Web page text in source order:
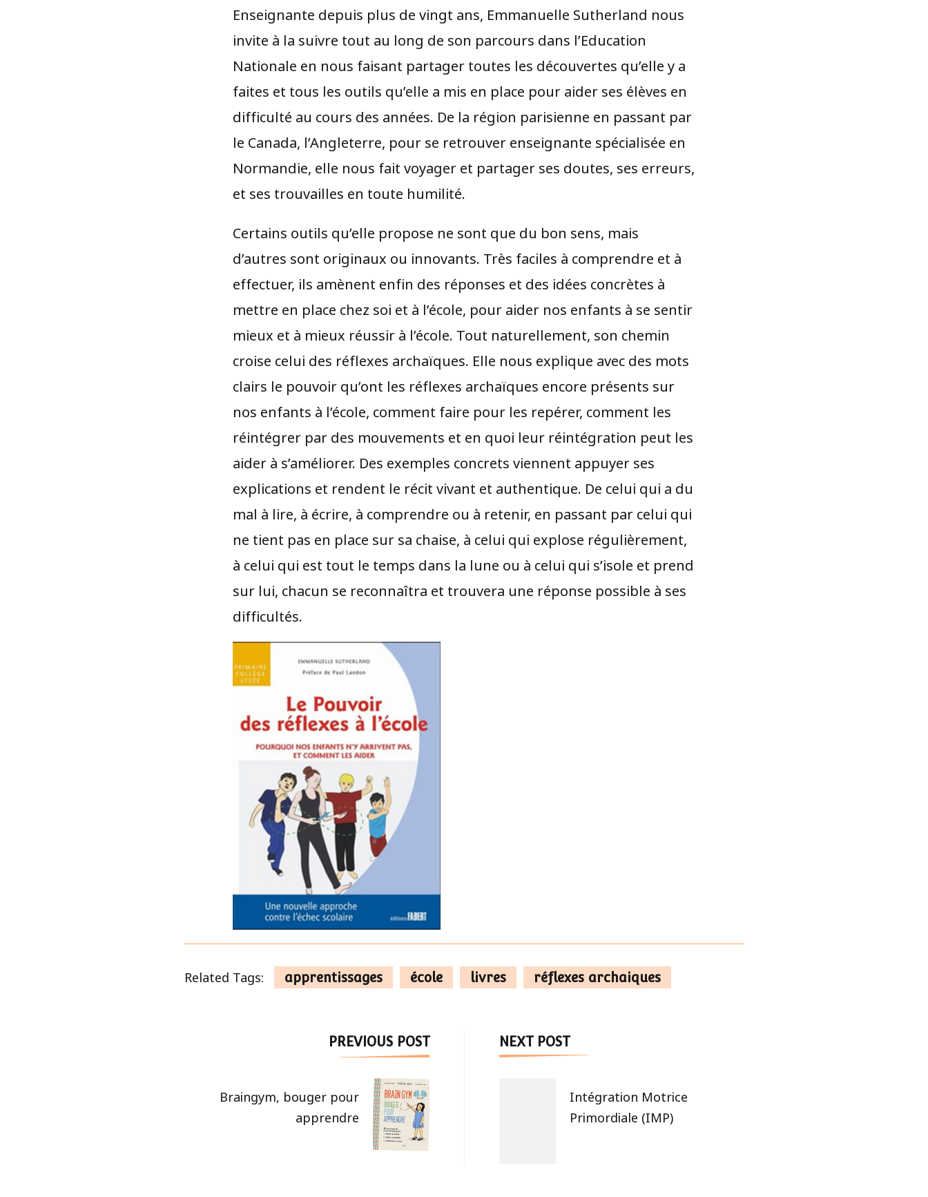
Enseignante depuis plus de vingt ans, Emmanuelle Sutherland nous
invite à la suivre tout au long de son parcours dans l’Education
Nationale en nous faisant partager toutes les découvertes qu’elle y a
faites et tous les outils qu’elle a mis en place pour aider ses élèves en
difficulté au cours des années. De la région parisienne en passant par
le Canada, l’Angleterre, pour se retrouver enseignante spécialisée en
Normandie, elle nous fait voyager et partager ses doutes, ses erreurs,
et ses trouvailles en toute humilité.
Certains outils qu’elle propose ne sont que du bon sens, mais
d’autres sont originaux ou innovants. Très faciles à comprendre et à
effectuer, ils amènent enfin des réponses et des idées concrètes à
mettre en place chez soi et à l’école, pour aider nos enfants à se sentir
mieux et à mieux réussir à l’école. Tout naturellement, son chemin
croise celui des réflexes archaïques. Elle nous explique avec des mots
clairs le pouvoir qu’ont les réflexes archaïques encore présents sur
nos enfants à l’école, comment faire pour les repérer, comment les
réintégrer par des mouvements et en quoi leur réintégration peut les
aider à s’améliorer. Des exemples concrets viennent appuyer ses
explications et rendent le récit vivant et authentique. De celui qui a du
mal à lire, à écrire, à comprendre ou à retenir, en passant par celui qui
ne tient pas en place sur sa chaise, à celui qui explose régulièrement,
à celui qui est tout le temps dans la lune ou à celui qui s’isole et prend
sur lui, chacun se reconnaîtra et trouvera une réponse possible à ses
difficultés.
Related Tags: apprentissages école livres réflexes archaiques
Navigation
PREVIOUS POST
Braingym, bouger pour
apprendre
NEXT POST
Intégration Motrice
Primordiale (IMP)